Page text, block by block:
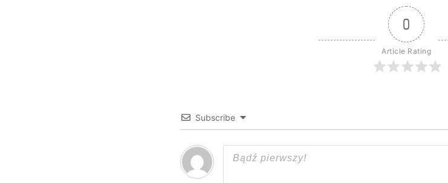
0
Article Rating
Subscribe